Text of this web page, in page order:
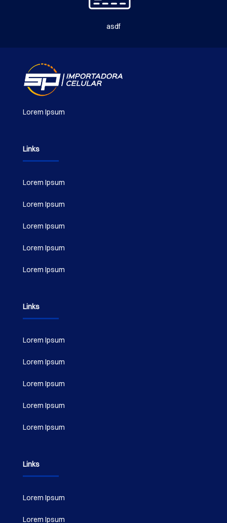
asdf
Lorem Ipsum
Links
Lorem Ipsum
Lorem Ipsum
Lorem Ipsum
Lorem Ipsum
Lorem Ipsum
Links
Lorem Ipsum
Lorem Ipsum
Lorem Ipsum
Lorem Ipsum
Lorem Ipsum
Links
Lorem Ipsum
Lorem Ipsum